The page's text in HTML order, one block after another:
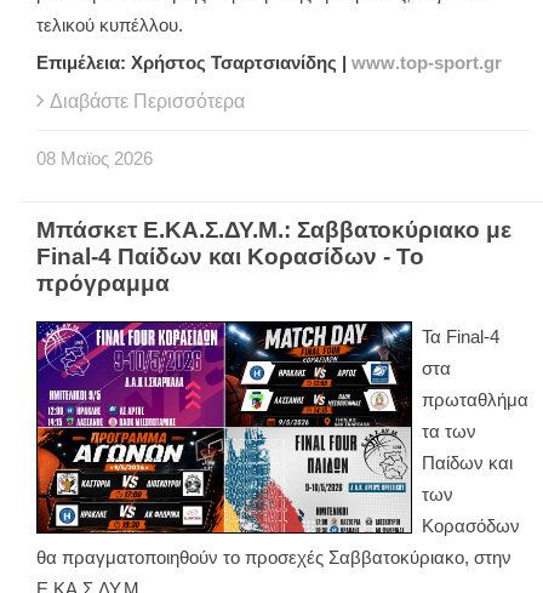
τελικού κυπέλλου.
Επιμέλεια: Χρήστος Τσαρτσιανίδης | www.top-sport.gr
Διαβάστε Περισσότερα
08 Μαϊος 2026
Μπάσκετ Ε.ΚΑ.Σ.ΔΥ.Μ.: Σαββατοκύριακο με
Final-4 Παίδων και Κορασίδων - Το
πρόγραμμα
Τα Final-4
στα
πρωταθλήμα
τα των
Παίδων και
των
Κορασόδων
θα πραγματοποιηθούν το προσεχές Σαββατοκύριακο, στην
Ε.ΚΑ.Σ.ΔΥ.Μ.